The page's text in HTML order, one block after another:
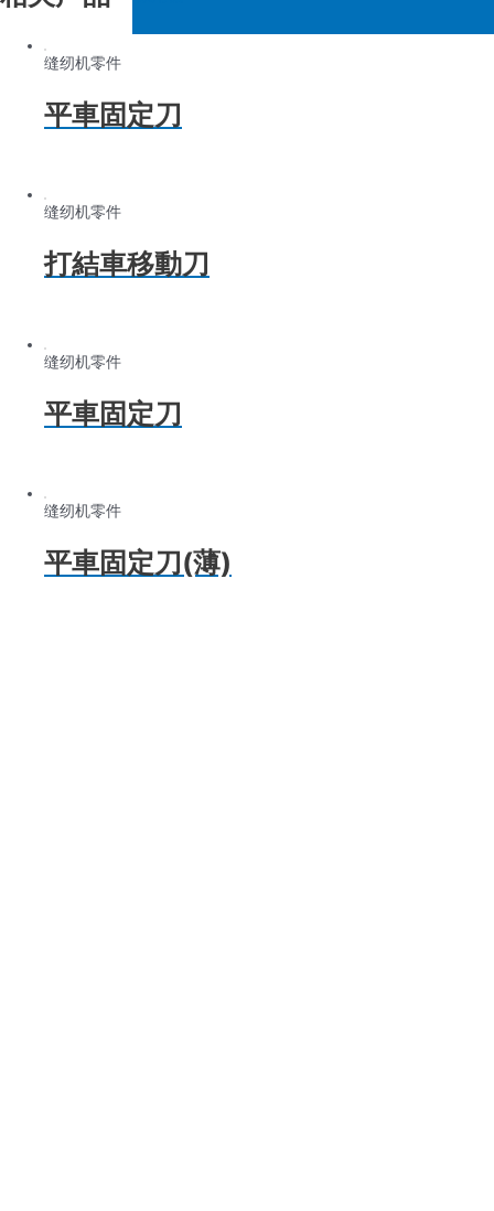
缝纫机零件
平車固定刀
缝纫机零件
打結車移動刀
缝纫机零件
平車固定刀
缝纫机零件
平車固定刀(薄)